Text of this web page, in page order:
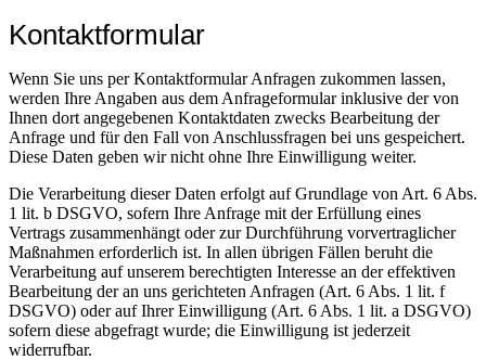
Kontaktformular
Wenn Sie uns per Kontaktformular Anfragen zukommen lassen,
werden Ihre Angaben aus dem Anfrageformular inklusive der von
Ihnen dort angegebenen Kontaktdaten zwecks Bearbeitung der
Anfrage und für den Fall von Anschlussfragen bei uns gespeichert.
Diese Daten geben wir nicht ohne Ihre Einwilligung weiter.
Die Verarbeitung dieser Daten erfolgt auf Grundlage von Art. 6 Abs.
1 lit. b DSGVO, sofern Ihre Anfrage mit der Erfüllung eines
Vertrags zusammenhängt oder zur Durchführung vorvertraglicher
Maßnahmen erforderlich ist. In allen übrigen Fällen beruht die
Verarbeitung auf unserem berechtigten Interesse an der effektiven
Bearbeitung der an uns gerichteten Anfragen (Art. 6 Abs. 1 lit. f
DSGVO) oder auf Ihrer Einwilligung (Art. 6 Abs. 1 lit. a DSGVO)
sofern diese abgefragt wurde; die Einwilligung ist jederzeit
widerrufbar.